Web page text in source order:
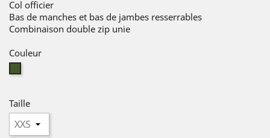
Col officier
Bas de manches et bas de jambes resserrables
Combinaison double zip unie
Couleur
Taille